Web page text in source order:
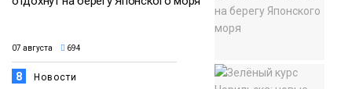
07 августа 694
8 Новости